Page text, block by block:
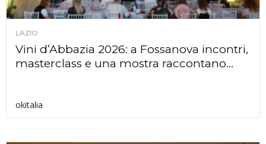
LAZIO
Vini d’Abbazia 2026: a Fossanova incontri,
masterclass e una mostra raccontano...
okitalia